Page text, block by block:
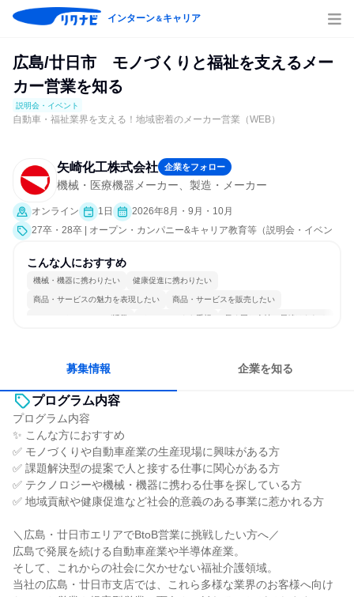
インターン＆キャリア
広島/廿日市 モノづくりと福祉を支えるメー
カー営業を知る
説明会・イベント
自動車・福祉業界を支える！地域密着のメーカー営業（WEB）
矢崎化工株式会社 企業をフォロー
機械・医療機器メーカー、製造・メーカー
オンライン 1日
2026年8月・9月・10月
27卒・28卒 | オープン・カンパニー&キャリア教育等（説明会・イベン
こんな人におすすめ
機械・機器に携わりたい 健康促進に携わりたい
商品・サービスの魅力を表現したい 商品・サービスを販売したい
コミュニケーションが活発 チームワークを重視 長く同じ会社に居続けられる
募集情報 企業を知る
プログラム内容
プログラム内容
✨ こんな方におすすめ
✅ モノづくりや自動車産業の生産現場に興味がある方
✅ 課題解決型の提案で人と接する仕事に関心がある方
✅ テクノロジーや機械・機器に携わる仕事を探している方
✅ 地域貢献や健康促進など社会的意義のある事業に惹かれる方
＼広島・廿日市エリアでBtoB営業に挑戦したい方へ／
広島で発展を続ける自動車産業や半導体産業。
そして、これからの社会に欠かせない福祉介護領域。
当社の広島・廿日市支店では、これら多様な業界のお客様へ向け